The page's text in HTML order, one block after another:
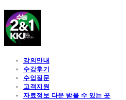
강의안내
수강후기
수업질문
고객지원
자료정보 다운 받을 수 있는 곳